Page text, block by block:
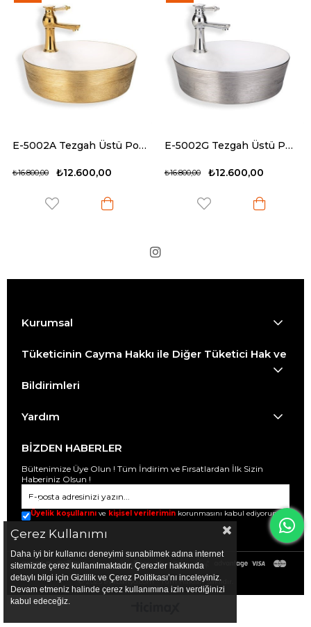
E-5002A Tezgah Üstü Porselen Lavabo
₺12.600,00
₺16.800,00
E-5002G Tezgah Üstü Porselen Lavabo
₺12.600,00
₺16.800,00
Kurumsal
Tüketicinin Cayma Hakkı ile Diğer Tüketici Hak ve
Bildirimleri
Yardım
BİZDEN HABERLER
Bültenimize Üye Olun ! Tüm İndirim ve Fırsatlardan İlk Sizin
Haberiniz Olsun !
Üyelik koşullarını ve kişisel verilerimin korunmasını kabul ediyorum.
© 2025 evabanyo.com - Tüm Hakları Saklıdır.
Çerez Kullanımı
Daha iyi bir kullanıcı deneyimi sunabilmek adına internet
sitemizde çerez kullanılmaktadır. Çerezler hakkında
detaylı bilgi için Gizlilik ve Çerez Politikası’nı inceleyiniz.
Devam etmeniz halinde çerez kullanımına izin verdiğinizi
kabul edeceğiz.